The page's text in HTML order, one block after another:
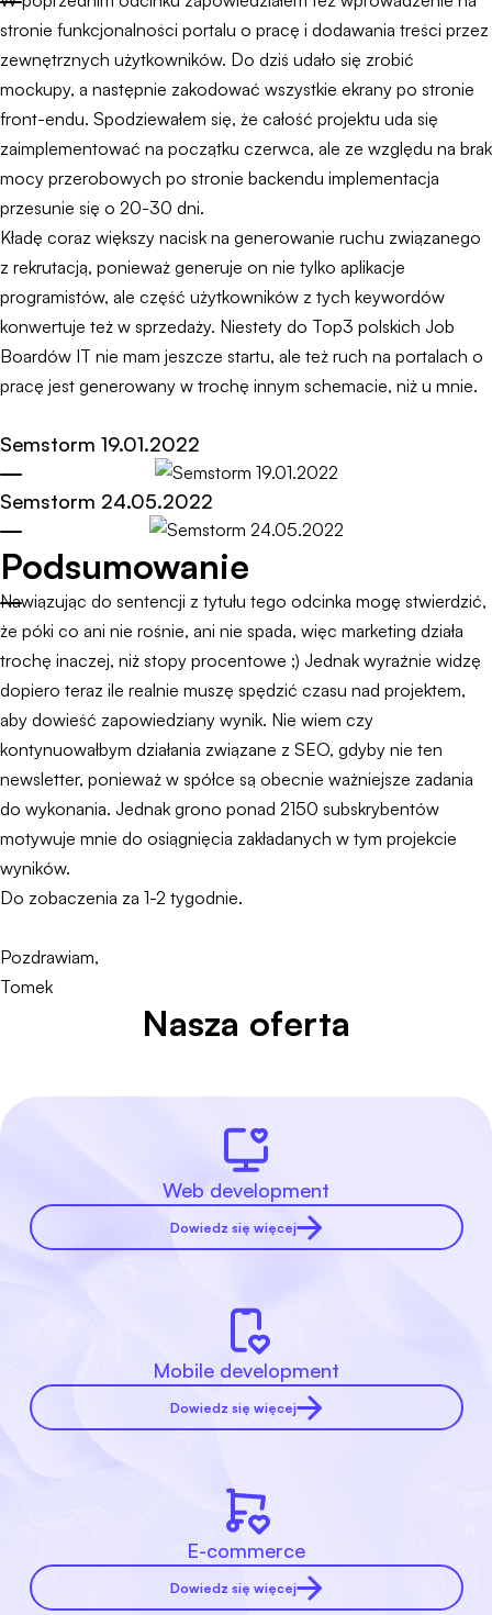
stronie funkcjonalności portalu o pracę i dodawania treści przez
zewnętrznych użytkowników. Do dziś udało się zrobić
mockupy, a następnie zakodować wszystkie ekrany po stronie
front-endu. Spodziewałem się, że całość projektu uda się
zaimplementować na początku czerwca, ale ze względu na brak
mocy przerobowych po stronie backendu implementacja
przesunie się o 20-30 dni.
Kładę coraz większy nacisk na generowanie ruchu związanego
z rekrutacją, ponieważ generuje on nie tylko aplikacje
programistów, ale część użytkowników z tych keywordów
konwertuje też w sprzedaży. Niestety do Top3 polskich Job
Boardów IT nie mam jeszcze startu, ale też ruch na portalach o
pracę jest generowany w trochę innym schemacie, niż u mnie.
Semstorm 19.01.2022
Semstorm 24.05.2022
Podsumowanie
Nawiązując do sentencji z tytułu tego odcinka mogę stwierdzić,
że póki co ani nie rośnie, ani nie spada, więc marketing działa
trochę inaczej, niż stopy procentowe ;) Jednak wyraźnie widzę
dopiero teraz ile realnie muszę spędzić czasu nad projektem,
aby dowieść zapowiedziany wynik. Nie wiem czy
kontynuowałbym działania związane z SEO, gdyby nie ten
newsletter, ponieważ w spółce są obecnie ważniejsze zadania
do wykonania. Jednak grono ponad 2150 subskrybentów
motywuje mnie do osiągnięcia zakładanych w tym projekcie
wyników.
Do zobaczenia za 1-2 tygodnie.
Pozdrawiam,
Tomek
Nasza oferta
Web development
Dowiedz się więcej
Mobile development
Dowiedz się więcej
E-commerce
Dowiedz się więcej